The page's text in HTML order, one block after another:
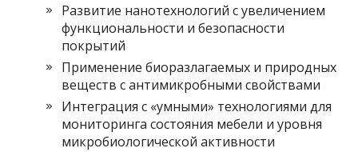
Развитие нанотехнологий с увеличением
функциональности и безопасности
покрытий
Применение биоразлагаемых и природных
веществ с антимикробными свойствами
Интеграция с «умными» технологиями для
мониторинга состояния мебели и уровня
микробиологической активности